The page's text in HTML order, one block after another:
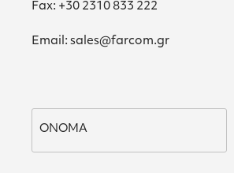
Fax: +30 2310 833 222
Email: sales@farcom.gr
ΟΝΟΜΑ